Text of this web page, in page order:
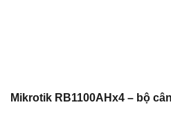
Mikrotik RB1100AHx4 – bộ